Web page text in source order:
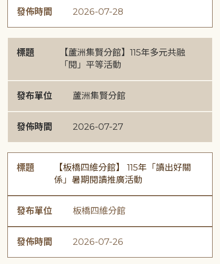
發佈時間 2026-07-28
標題
【蘆洲集賢分館】115年多元共融
「閱」平等活動
發布單位 蘆洲集賢分館
發佈時間 2026-07-27
標題
【板橋四維分館】 115年「讀出好關
係」暑期閱讀推廣活動
發布單位 板橋四維分館
發佈時間 2026-07-26